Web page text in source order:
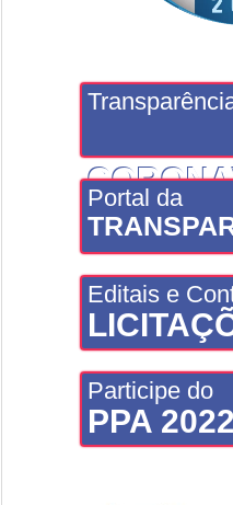
Portal da
Editais e
Participe do
PPA